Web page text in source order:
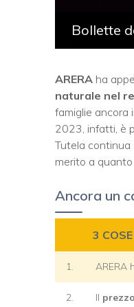
Bollette
ARERA ha
naturale nel
famiglie ancora
2023, infatti, è
Tutela continua
merito a
Ancora un
3
1. ARERA
2. Il